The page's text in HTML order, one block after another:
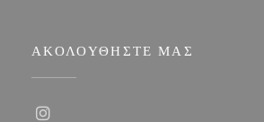
ΑΚΟΛΟΥΘΉΣΤΕ ΜΑΣ